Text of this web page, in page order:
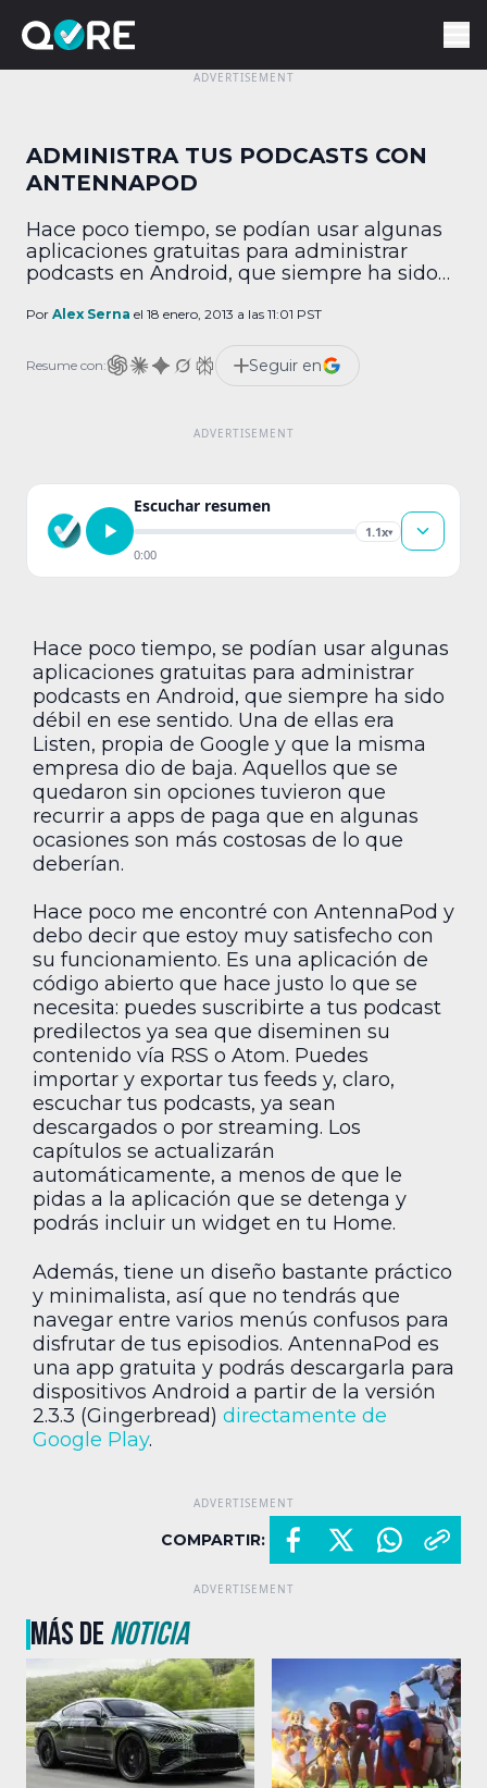
ADMINISTRA TUS PODCASTS CON
ANTENNAPOD
Hace poco tiempo, se podían usar algunas
aplicaciones gratuitas para administrar
podcasts en Android, que siempre ha sido
propia de Google y que la misma empresa
opciones tuvieron que recurrir a apps de
paga que en algunas ocasiones […]
Por Alex Serna el 18 enero, 2013 a las 11:01 PST
Resume con: Seguir en
Escuchar resumen
1.1x▾
0:00
Hace poco tiempo, se podían usar algunas
aplicaciones gratuitas para administrar
podcasts en Android, que siempre ha sido
débil en ese sentido. Una de ellas era
Listen, propia de Google y que la misma
empresa dio de baja. Aquellos que se
quedaron sin opciones tuvieron que
recurrir a apps de paga que en algunas
ocasiones son más costosas de lo que
deberían.
Hace poco me encontré con AntennaPod y
debo decir que estoy muy satisfecho con
su funcionamiento. Es una aplicación de
código abierto que hace justo lo que se
necesita: puedes suscribirte a tus podcast
predilectos ya sea que diseminen su
contenido vía RSS o Atom. Puedes
importar y exportar tus feeds y, claro,
escuchar tus podcasts, ya sean
descargados o por streaming. Los
capítulos se actualizarán
automáticamente, a menos de que le
pidas a la aplicación que se detenga y
podrás incluir un widget en tu Home.
Además, tiene un diseño bastante práctico
y minimalista, así que no tendrás que
navegar entre varios menús confusos para
disfrutar de tus episodios. AntennaPod es
una app gratuita y podrás descargarla para
dispositivos Android a partir de la versión
2.3.3 (Gingerbread) directamente de
Google Play.
COMPARTIR:
MÁS DENOTICIA